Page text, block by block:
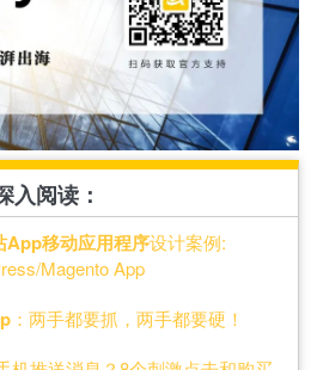
入阅读：
App移动应用程序设计案例:
Magento App
：两手都要抓，两手都要硬！